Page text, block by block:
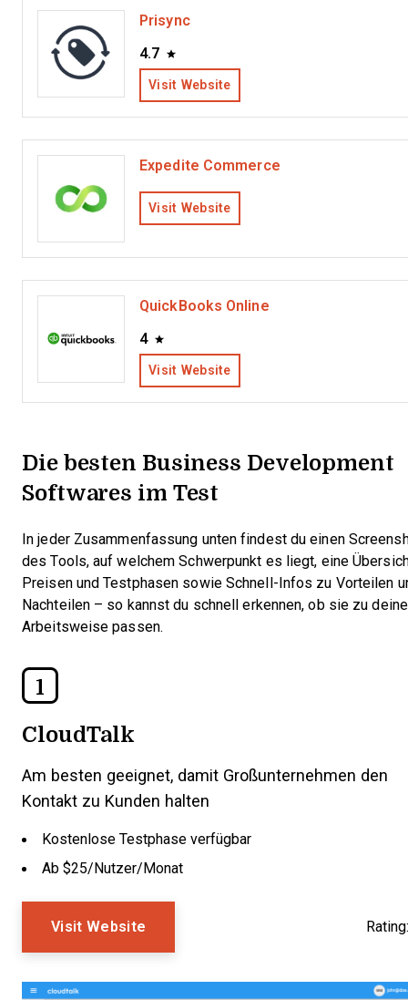
Prisync
4.7
Visit Website
Expedite Commerce
Visit Website
QuickBooks Online
4
Visit Website
Die besten Business Development
Softwares im Test
In jeder Zusammenfassung unten findest du einen
des Tools, auf welchem Schwerpunkt es liegt, eine
Preisen und Testphasen sowie Schnell-Infos zu Vorteilen
Nachteilen – so kannst du schnell erkennen, ob sie zu
Arbeitsweise passen.
1
CloudTalk
Am besten geeignet, damit Großunternehmen den
Kontakt zu Kunden halten
Kostenlose Testphase verfügbar
Ab $25/Nutzer/Monat
Visit Website Rating: